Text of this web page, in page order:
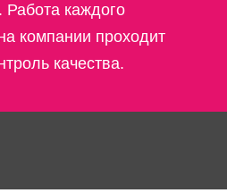
Работа каждого
компании проходит
качества.